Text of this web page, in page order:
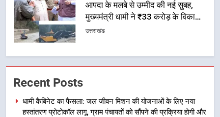
धामी कैबिनेट का फैसला: जल जीवन
मिशन की योजनाओं के लिए नया हस्तांतरण
प्रोटोकॉल लागू, ग्राम पंचायतों को सौंपने
उत्तराखंड
2
संदेश
उत्तराखंड
Recent Posts
धामी कैबिनेट का फैसला: जल जीवन मिशन की योजनाओं के लिए नया
हस्तांतरण प्रोटोकॉल लागू, ग्राम पंचायतों को सौंपने की प्रक्रिया होगी और